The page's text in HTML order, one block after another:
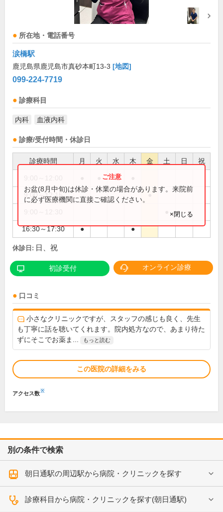
所在地・電話番号
涙橋駅
鹿児島県鹿児島市真砂本町13-3 [地図]
099-224-7719
診療科目
内科 血液内科
診療/受付時間・休診日
診療時間 月 火 水 木 金 土 日 祝
●
9:00～12:15 ●
16:30～17:30 ● ●
お盆(8月中旬)は休診・休業の場合があります。来院前
に必ず医療機関に直接ご確認ください。
×閉じる
休診日: 日、祝
初診受付 オンライン診療
口コミ
小さなクリニックですが、スタッフの感じも良く、先生
も丁寧に話を聴いてくれます。院内処方なので、あまり待た
ずにそこでお薬ま...
もっと読む
この医院の詳細をみる
アクセス数※
別の条件で検索
朝日通駅の周辺駅から病院・クリニックを探す
診療科目から病院・クリニックを探す(朝日通駅)